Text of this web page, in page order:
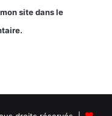
site dans le